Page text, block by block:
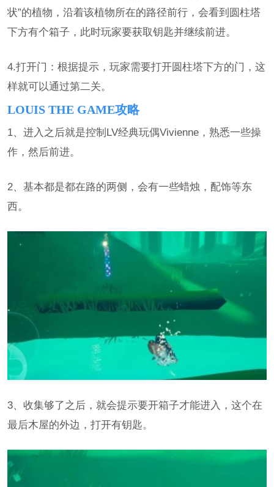
状”的植物，沿着该植物所在的路径前行，会看到圆柱塔
下方有个箱子，此时玩家要获取钥匙并继续前进。
4.打开门：根据提示，玩家需要打开圆柱塔下方的门，这
样就可以通过第二关。
LOUIS THE GAME攻略
1、进入之后就是控制LV经典玩偶Vivienne，熟悉一些操
作，然后前进。
2、基本都是都在路的两侧，会有一些蜡烛，配饰等东
西。
3、收集够了之后，就会提示要开箱子才能进入，这个在
最后木屋的外边，打开有钥匙。